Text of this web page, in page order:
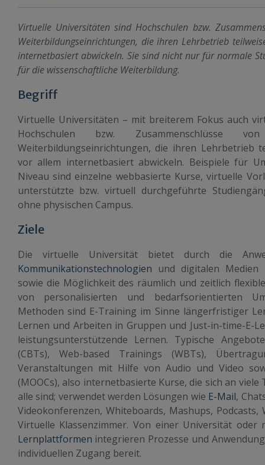
Virtuelle Universitäten sind Hochschulen bzw.
Weiterbildungseinrichtungen, die ihren Lehrbetrieb
internetbasiert abwickeln. Sie sind nicht nur für normale
für die wissenschaftliche Weiterbildung.
Begriff
Virtuelle Universitäten – mit breiterem Fokus auch
Hochschulen bzw. Zusammenschlüsse
Weiterbildungseinrichtungen, die ihren Lehrbetrieb
vor allem internetbasiert abwickeln. Beispiele für
Niveau sind einzelne webbasierte Kurse, virtuelle
unterstützte bzw. virtuell durchgeführte
ohne physischen Campus.
Ziele
Die virtuelle Universität bietet durch die
Kommunikationstechnologien und digitalen
sowie die Möglichkeit des räumlich und zeitlich
von personalisierten und bedarfsorientierten
Methoden sind E-Training im Sinne längerfristiger
Lernen und Arbeiten in Gruppen und Just-in-time-E-
leistungsunterstützende Lernen. Typische
(CBTs), Web-based Trainings (WBTs),
Veranstaltungen mit Hilfe von Audio und Video
(MOOCs), also internetbasierte Kurse, die sich an
alle sind; verwendet werden Lösungen wie E-Mail,
Videokonferenzen, Whiteboards, Mashups,
Virtuelle Klassenzimmer. Von einer Universität oder
Lernplattformen integrieren Prozesse und
individuellen Zugang bereit.